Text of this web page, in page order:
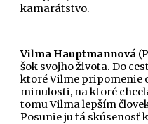
kamarátstvo.
Vilma Hauptmannová
šok svojho života. Do
ktoré Vilme pripomenie
minulosti, na ktoré
tomu Vilma lepším
Posunie ju tá skúsenosť